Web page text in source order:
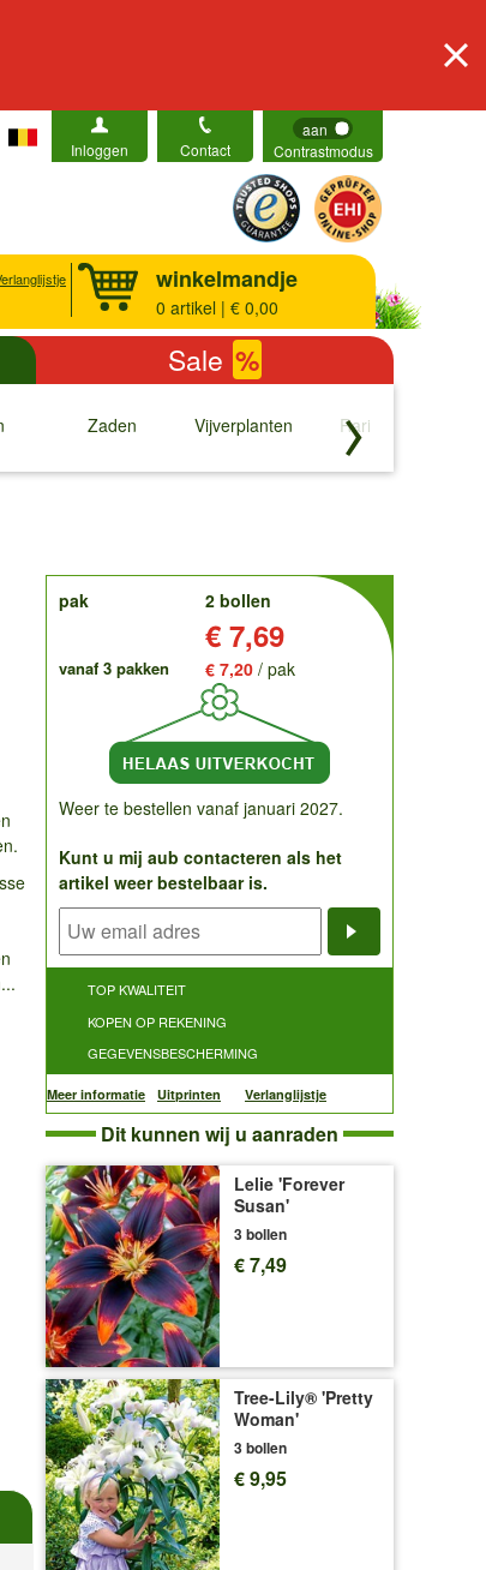
Inloggen Contact
aan
Contrastmodus
winkelmandje
0 artikel | € 0,00
Sale %
Zaden
↓
Vijverplanten
↓
Rariteiten
↓
order
pak
2 bollen
€ 7,69
vanaf 3 pakken € 7,20 / pak
Weer te bestellen vanaf januari 2027.
Kunt u mij aub contacteren als het
artikel weer bestelbaar is.
TOP KWALITEIT
KOPEN OP REKENING
GEGEVENSBESCHERMING
Meer informatie Uitprinten Verlanglijstje
Dit kunnen wij u aanraden
Lelie 'Forever
Susan'
3 bollen
€ 7,49
Tree-Lily® 'Pretty
Woman'
3 bollen
€ 9,95